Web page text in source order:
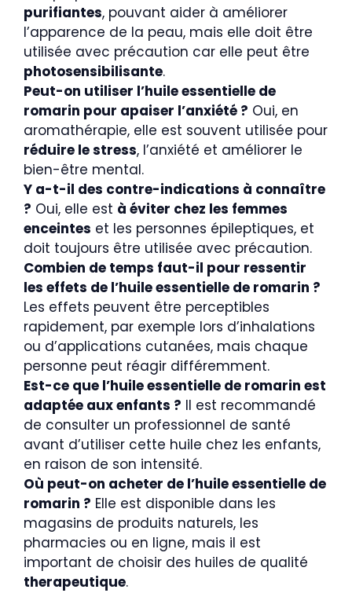
purifiantes, pouvant aider à améliorer
l’apparence de la peau, mais elle doit être
utilisée avec précaution car elle peut être
photosensibilisante.
Peut-on utiliser l’huile essentielle de
romarin pour apaiser l’anxiété ? Oui, en
aromathérapie, elle est souvent utilisée pour
réduire le stress, l’anxiété et améliorer le
bien-être mental.
Y a-t-il des contre-indications à connaître
? Oui, elle est à éviter chez les femmes
enceintes et les personnes épileptiques, et
doit toujours être utilisée avec précaution.
Combien de temps faut-il pour ressentir
les effets de l’huile essentielle de romarin ?
Les effets peuvent être perceptibles
rapidement, par exemple lors d’inhalations
ou d’applications cutanées, mais chaque
personne peut réagir différemment.
Est-ce que l’huile essentielle de romarin est
adaptée aux enfants ? Il est recommandé
de consulter un professionnel de santé
avant d’utiliser cette huile chez les enfants,
en raison de son intensité.
Où peut-on acheter de l’huile essentielle de
romarin ? Elle est disponible dans les
magasins de produits naturels, les
pharmacies ou en ligne, mais il est
important de choisir des huiles de qualité
therapeutique.